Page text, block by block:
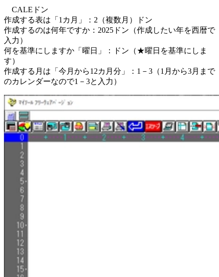
CALEドン
作成する表は「1カ月」：2（複数月）ドン
作成するのは何年ですか：2025ドン（作成したい年を西暦で
入力）
何を基準にしますか「曜日」：ドン（★曜日を基準にしま
す）
作成する月は「今月から12カ月分」：1－3（1月から3月まで
のカレンダーなので1－3と入力）